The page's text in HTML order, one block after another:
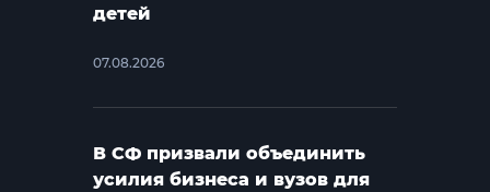
детей
07.08.2026
В СФ призвали объединить
усилия бизнеса и вузов для